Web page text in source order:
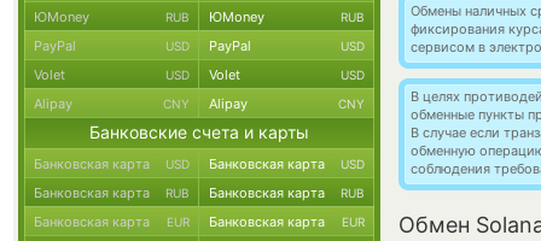
Обмены наличных
фиксирования
сервисом в
В целях
обменные пункты
В случае если
обменную
соблюдения
Обмен
ЮMoney RUB ЮMoney RUB
PayPal USD PayPal USD
Volet USD Volet USD
Alipay CNY Alipay CNY
Банковские счета и карты
Банковская карта USD Банковская карта USD
Банковская карта RUB Банковская карта RUB
Банковская карта EUR Банковская карта EUR